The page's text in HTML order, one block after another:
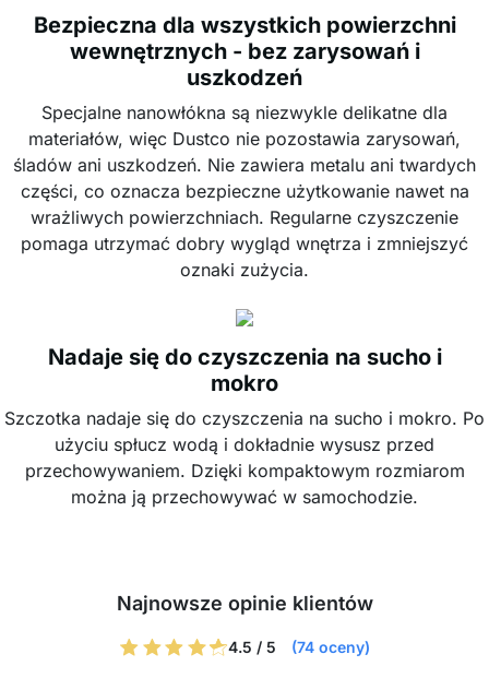
Bezpieczna dla wszystkich powierzchni
wewnętrznych - bez zarysowań i
uszkodzeń
Specjalne nanowłókna są niezwykle delikatne dla
materiałów, więc Dustco nie pozostawia zarysowań,
śladów ani uszkodzeń. Nie zawiera metalu ani twardych
części, co oznacza bezpieczne użytkowanie nawet na
wrażliwych powierzchniach. Regularne czyszczenie
pomaga utrzymać dobry wygląd wnętrza i zmniejszyć
oznaki zużycia.
Nadaje się do czyszczenia na sucho i
mokro
Szczotka nadaje się do czyszczenia na sucho i mokro. Po
użyciu spłucz wodą i dokładnie wysusz przed
przechowywaniem. Dzięki kompaktowym rozmiarom
można ją przechowywać w samochodzie.
Najnowsze opinie klientów
4.5 / 5 (74 oceny)